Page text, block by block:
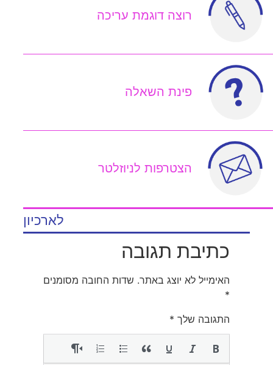
רוצה דוגמת עריכה
פינת השאלה
הצטרפות לניוזלטר
לארכיון
כתיבת תגובה
האימייל לא יוצג באתר. שדות החובה מסומנים
*
התגובה שלך *